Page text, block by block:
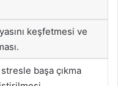
keşfetmesi ve
başa çıkma